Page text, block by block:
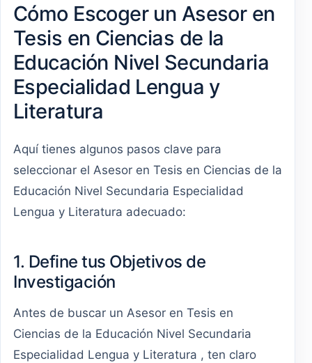
Cómo Escoger un Asesor en
Tesis en Ciencias de la
Educación Nivel Secundaria
Especialidad Lengua y
Literatura
Aquí tienes algunos pasos clave para
seleccionar el Asesor en Tesis en Ciencias de la
Educación Nivel Secundaria Especialidad
Lengua y Literatura adecuado:
1. Define tus Objetivos de
Investigación
Antes de buscar un Asesor en Tesis en
Ciencias de la Educación Nivel Secundaria
Especialidad Lengua y Literatura , ten claro